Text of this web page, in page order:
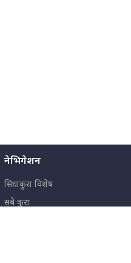
नेभिगेशन
सिधाकुरा विशेष
सबै कुरा